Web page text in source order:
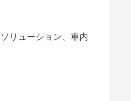
リューション、車内